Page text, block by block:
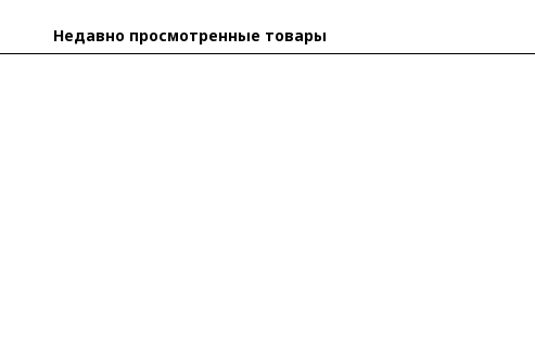
Недавно просмотренные товары